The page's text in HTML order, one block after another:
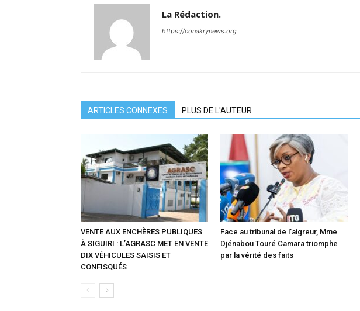
La Rédaction.
https://conakrynews.org
ARTICLES CONNEXES PLUS DE L'AUTEUR
VENTE AUX ENCHÈRES PUBLIQUES
À SIGUIRI : L’AGRASC MET EN VENTE
DIX VÉHICULES SAISIS ET
CONFISQUÉS
Face au tribunal de l’aigreur, Mme
Djénabou Touré Camara triomphe
par la vérité des faits